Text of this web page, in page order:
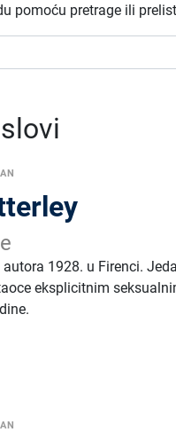
pomoću pretrage ili
1928. u Firenci.
eksplicitnim